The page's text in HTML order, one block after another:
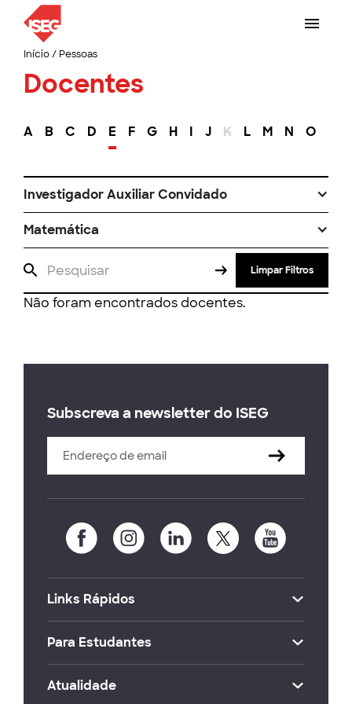
Início/ Pessoas
Docentes
A B C D E F G H I J K L M N O
Investigador Auxiliar Convidado
Matemática
Limpar Filtros
Não foram encontrados docentes.
Subscreva a newsletter do ISEG
Links Rápidos
Para Estudantes
Atualidade